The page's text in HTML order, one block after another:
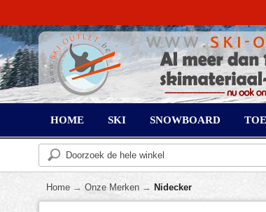
HOME SKI SNOWBOARD
Home → Onze Merken → Nidecker